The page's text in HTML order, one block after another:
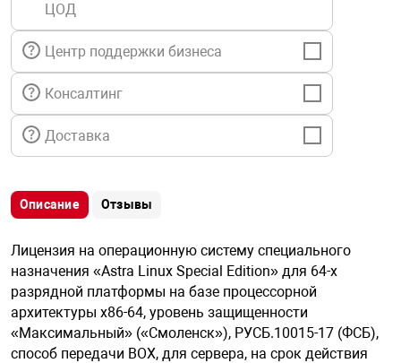
техника
автомобили
информации
средства охраны
ключи
ЦОД
Центр поддержки бизнеса
Консалтинг
Доставка
Описание Отзывы
Лицензия на операционную систему специального
назначения «Astra Linux Special Edition» для 64-х
разрядной платформы на базе процессорной
архитектуры х86-64, уровень защищенности
«Максимальный» («Смоленск»), РУСБ.10015-17 (ФСБ),
способ передачи BOX, для сервера, на срок действия